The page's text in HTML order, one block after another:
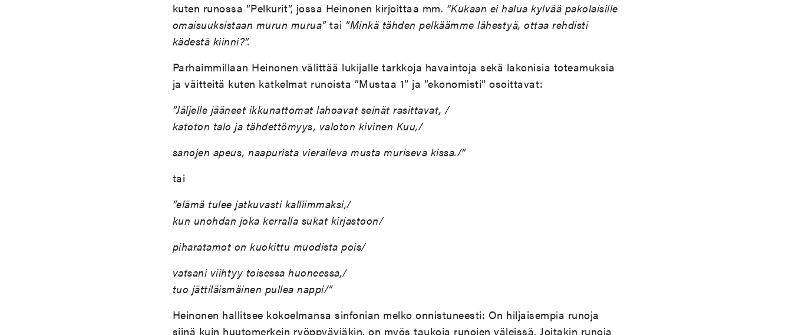
kuten runossa ”Pelkurit”, jossa Heinonen kirjoittaa mm. ”Kukaan ei halua kylvää pakolaisille
omaisuuksistaan murun murua”tai ”Minkä tähden pelkäämme lähestyä, ottaa rehdisti
kädestä kiinni?”.
Parhaimmillaan Heinonen välittää lukijalle tarkkoja havaintoja sekä lakonisia toteamuksia
ja väitteitä kuten katkelmat runoista ”Mustaa 1” ja ”ekonomisti” osoittavat:
”Jäljelle jääneet ikkunattomat lahoavat seinät rasittavat, /
katoton talo ja tähdettömyys, valoton kivinen Kuu,/
sanojen apeus, naapurista vieraileva musta muriseva kissa./”
tai
”elämä tulee jatkuvasti kalliimmaksi,/
kun unohdan joka kerralla sukat kirjastoon/
piharatamot on kuokittu muodista pois/
vatsani viihtyy toisessa huoneessa,/
tuo jättiläismäinen pullea nappi/”
Heinonen hallitsee kokoelmansa sinfonian melko onnistuneesti: On hiljaisempia runoja
siinä kuin huutomerkein ryöppyäviäkin, on myös taukoja runojen väleissä. Joitakin runoja